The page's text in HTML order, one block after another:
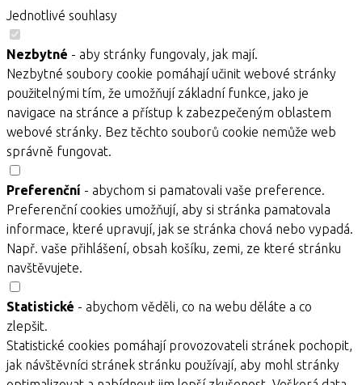
Jednotlivé souhlasy
Nezbytné - aby stránky fungovaly, jak mají.
Nezbytné soubory cookie pomáhají učinit webové stránky
použitelnými tím, že umožňují základní funkce, jako je
navigace na stránce a přístup k zabezpečeným oblastem
webové stránky. Bez těchto souborů cookie nemůže web
správně fungovat.
Preferenční - abychom si pamatovali vaše preference.
Preferenční cookies umožňují, aby si stránka pamatovala
informace, které upravují, jak se stránka chová nebo vypadá.
Např. vaše přihlášení, obsah košíku, zemi, ze které stránku
navštěvujete.
Statistické - abychom věděli, co na webu děláte a co
zlepšit.
Statistické cookies pomáhají provozovateli stránek pochopit,
jak návštěvníci stránek stránku používají, aby mohl stránky